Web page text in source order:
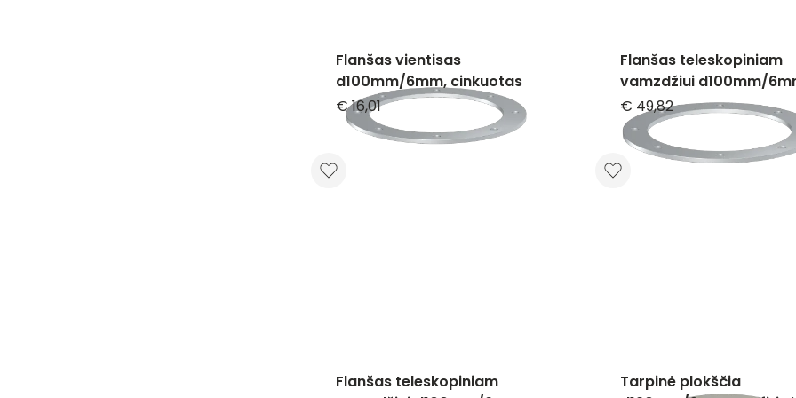
Flanšas vientisas
d100mm/6mm, cinkuotas
€ 16,01
Flanšas teleskopiniam
vamzdžiui d100mm/
cinkuotas
€ 49,82
Flanšas teleskopiniam
Tarpinė plokščia